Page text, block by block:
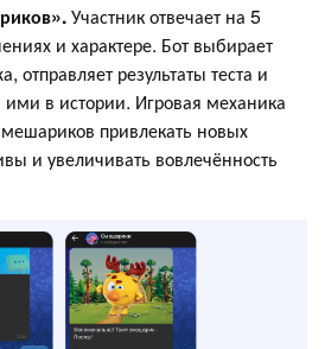
Участник отвечает на 5
и характере. Бот выбирает
отправляет результаты теста и
ими в истории. Игровая механика
привлекать новых
и увеличивать вовлечённость